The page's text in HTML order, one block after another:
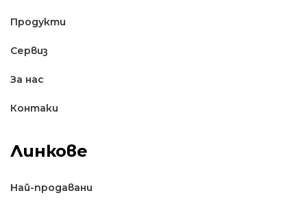
Продукти
Сервиз
За нас
Контаки
Линкове
Най-продавани